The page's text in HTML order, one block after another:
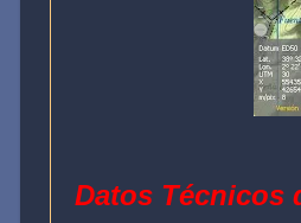
Datos Técnicos